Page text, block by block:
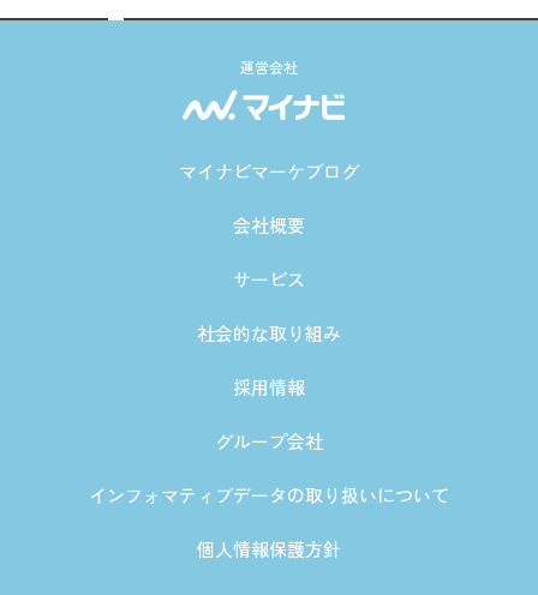
運営会社
マイナビマーケブログ
会社概要
サービス
社会的な取り組み
採用情報
グループ会社
インフォマティブデータの取り扱いについて
個人情報保護方針